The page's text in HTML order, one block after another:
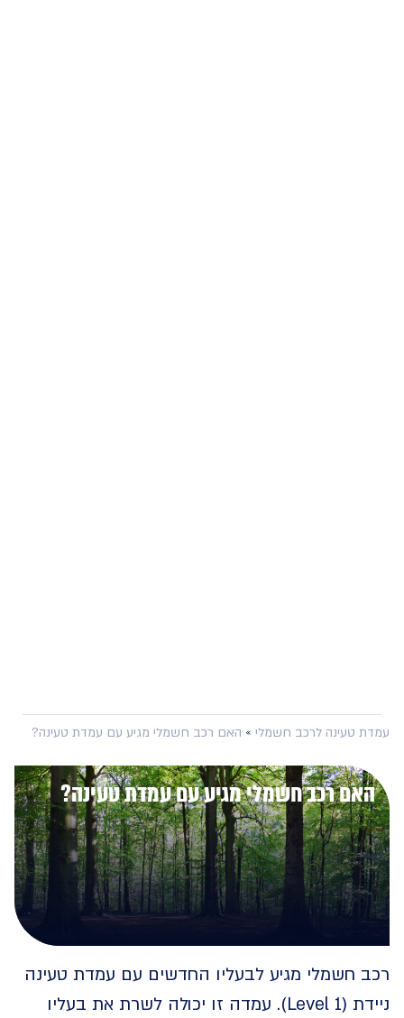
טעינה לרכב חשמלי » האם רכב חשמלי מגיע עם עמדת טעינה?
רכב חשמלי מגיע עם עמדת טעינה?
חשמלי מגיע לבעליו החדשים עם עמדת טעינה
ניידת (Level 1). עמדה זו יכולה לשרת את בעליו